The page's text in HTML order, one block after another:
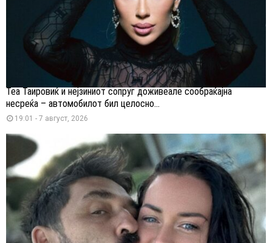
Теа Таировиќ и нејзиниот сопруг доживеале сообраќајна
несреќа – автомобилот бил целосно...
19:01 - 7 август, 2026